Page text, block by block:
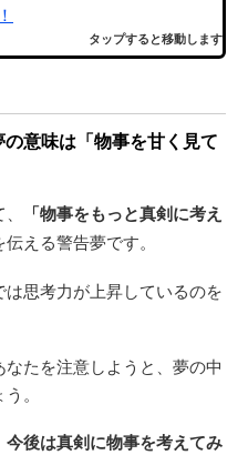
タップすると移動します
意味は「物事を甘く見て
「物事をもっと真剣に考え
伝える警告夢です。
思考力が上昇しているのを
たを注意しようと、夢の中
。
今後は真剣に物事を考えてみ